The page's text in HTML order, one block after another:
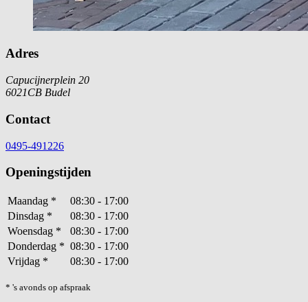
Adres
Capucijnerplein 20
6021CB Budel
Contact
0495-491226
Openingstijden
Maandag *
08:30 - 17:00
Dinsdag *
08:30 - 17:00
Woensdag *
08:30 - 17:00
Donderdag * 08:30 - 17:00
Vrijdag * 08:30 - 17:00
* 's avonds op afspraak